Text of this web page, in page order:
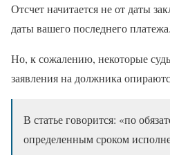
Отсчет начитается не от даты
даты вашего последнего платежа.
Но, к сожалению, некоторые
заявления на должника
В статье говорится: «по
определенным сроком